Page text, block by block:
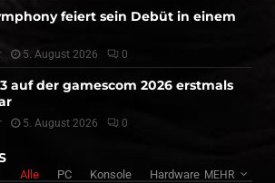
feiert sein Debüt in einem
5. August 2026 0
auf der gamescom 2026 erstmals
5. August 2026 0
Alle PC Konsole Hardware MEHR